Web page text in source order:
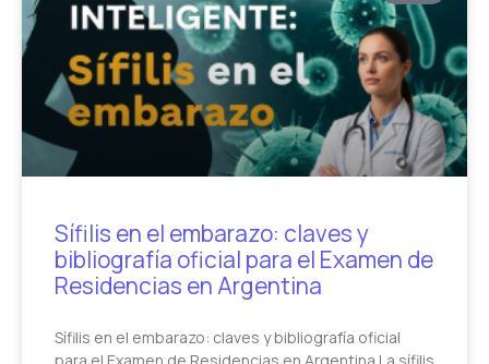
Sífilis en el embarazo: claves y
bibliografía oficial para el Examen de
Residencias en Argentina
Sífilis en el embarazo: claves y bibliografía oficial